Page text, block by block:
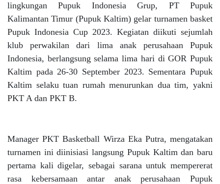
lingkungan Pupuk Indonesia Grup, PT Pupuk
Kalimantan Timur (Pupuk Kaltim) gelar turnamen basket
Pupuk Indonesia Cup 2023. Kegiatan diikuti sejumlah
klub perwakilan dari lima anak perusahaan Pupuk
Indonesia, berlangsung selama lima hari di GOR Pupuk
Kaltim pada 26-30 September 2023. Sementara Pupuk
Kaltim selaku tuan rumah menurunkan dua tim, yakni
PKT A dan PKT B.
Manager PKT Basketball Wirza Eka Putra, mengatakan
turnamen ini diinisiasi langsung Pupuk Kaltim dan baru
pertama kali digelar, sebagai sarana untuk mempererat
rasa kebersamaan antar anak perusahaan Pupuk